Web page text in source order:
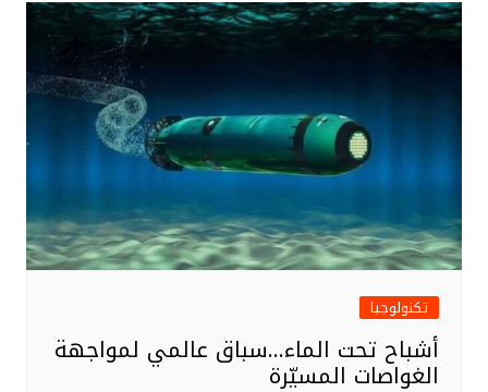
o
o
k
تكنولوجيا
أشباح تحت الماء…سباق عالمي لمواجهة
الغواصات المسيّرة